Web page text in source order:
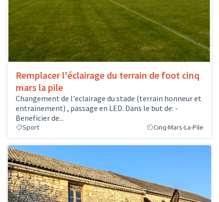
Remplacer l'éclairage du terrain de foot cinq
mars la pile
Changement de l'eclairage du stade (terrain honneur et
entrainement) , passage en LED. Dans le but de: -
Beneficier de...
Sport Cinq-Mars-La-Pile